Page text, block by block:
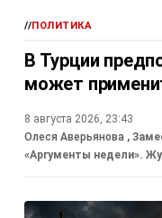
//ПОЛИТИКА
В Турции
может
8 августа 2026, 23:43
Олеся Аверьянова ,
«Аргументы недели».